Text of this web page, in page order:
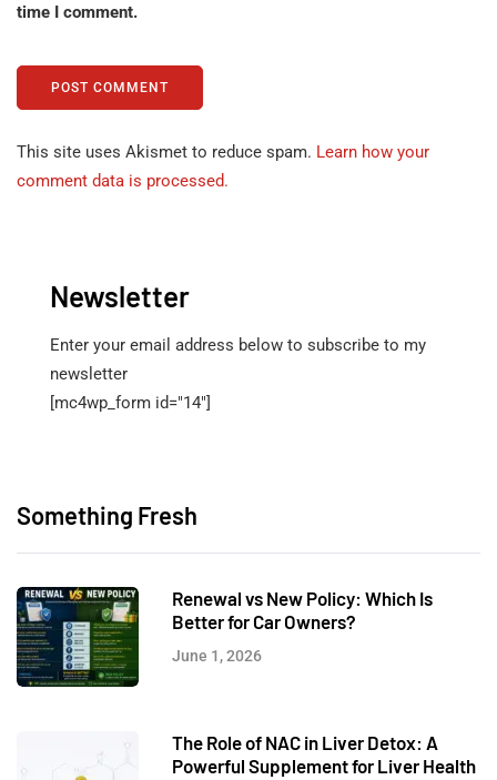
time I comment.
This site uses Akismet to reduce spam. Learn how your
comment data is processed.
Newsletter
Enter your email address below to subscribe to my
newsletter
[mc4wp_form id="14"]
Something Fresh
Renewal vs New Policy: Which Is
Better for Car Owners?
June 1, 2026
The Role of NAC in Liver Detox: A
Powerful Supplement for Liver Health